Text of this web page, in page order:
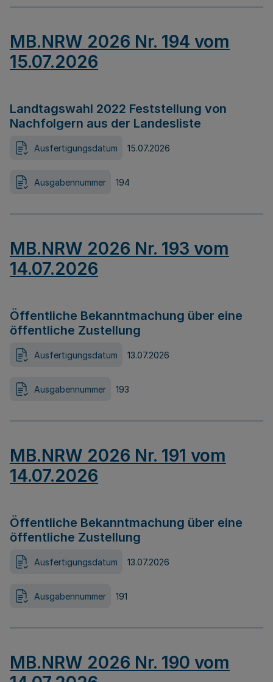
MB.NRW 2026 Nr. 194 vom
15.07.2026
Landtagswahl 2022 Feststellung von
Nachfolgern aus der Landesliste
Ausfertigungsdatum 15.07.2026
Ausgabennummer 194
MB.NRW 2026 Nr. 193 vom
14.07.2026
Öffentliche Bekanntmachung über eine
öffentliche Zustellung
Ausfertigungsdatum 13.07.2026
Ausgabennummer 193
MB.NRW 2026 Nr. 191 vom
14.07.2026
Öffentliche Bekanntmachung über eine
öffentliche Zustellung
Ausfertigungsdatum 13.07.2026
Ausgabennummer 191
MB.NRW 2026 Nr. 190 vom